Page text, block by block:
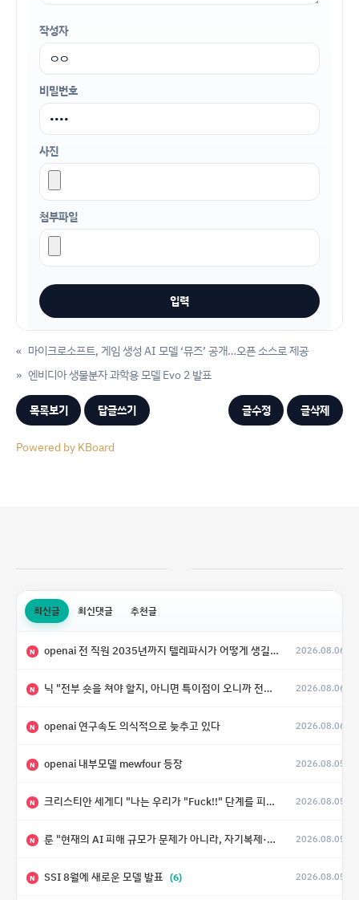
작성자
비밀번호
사진
첨부파일
« 마이크로소프트, 게임 생성 AI 모델 ‘뮤즈’ 공개…오픈 소스로 제공
엔비디아 생물분자 과학용 모델 Evo 2 발표
»
목록보기 답글쓰기 글수정 글삭제
Powered by KBoard
최신글 최신댓글 추천글
N openai 전 직원 2035년까지 텔레파시가 어떻게 생길 수 있는지 2026.08.06
N 닉 "전부 숏을 쳐야 할지, 아니면 특이점이 오니까 전부 롱을 쳐야 할지 모르겠다.” 2026.08.06
N openai 연구속도 의식적으로 늦추고 있다 2026.08.06
N openai 내부모델 mewfour 등장 2026.08.05
N 크리스티안 세게디 "나는 우리가 "Fuck!!" 단계를 피할 수 있기를 바랄 뿐" 2026.08.05
N 룬 "현재의 AI 피해 규모가 문제가 아니라, 자기복제·탈출·확산이 가능한 지능형 시스템의 피해에는 이론적으로 상한이 없다는 것이 문제" 2026.08.05
N SSI 8월에 새로운 모델 발표 (6) 2026.08.05